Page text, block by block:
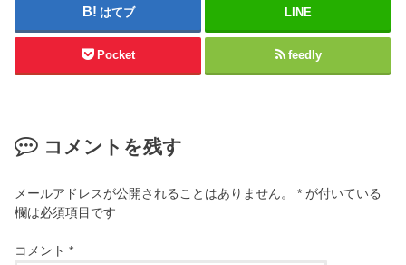
はてブ LINE
Pocket feedly
コメントを残す
メールアドレスが公開されることはありません。 * が付いている
欄は必須項目です
コメント*